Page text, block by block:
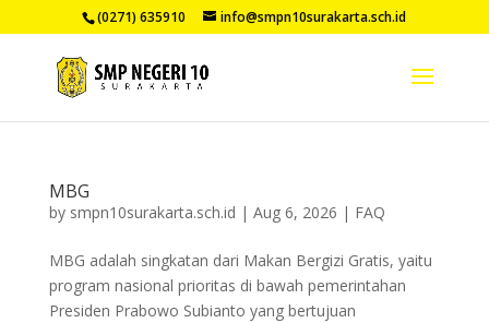
(0271) 635910 info@smpn10surakarta.sch.id
MBG
by smpn10surakarta.sch.id | Aug 6, 2026 | FAQ
MBG adalah singkatan dari Makan Bergizi Gratis, yaitu
program nasional prioritas di bawah pemerintahan
Presiden Prabowo Subianto yang bertujuan